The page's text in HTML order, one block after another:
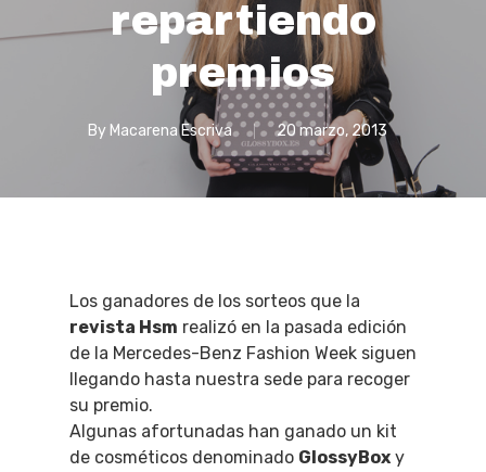
repartiendo
premios
By Macarena Escriva 20 marzo, 2013
Los ganadores de los sorteos que la
revista Hsm realizó en la pasada edición
de la Mercedes-Benz Fashion Week siguen
llegando hasta nuestra sede para recoger
su premio.
Algunas afortunadas han ganado un kit
de cosméticos denominado GlossyBox y